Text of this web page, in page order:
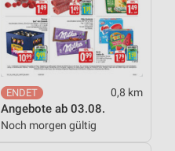
0,8 km
Angebote ab 03.08.
Noch morgen gültig